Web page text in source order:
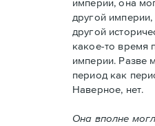
империи, она
другой
другой
какое-то время
империи. Разве
период как
Наверное, нет.
Она вполне